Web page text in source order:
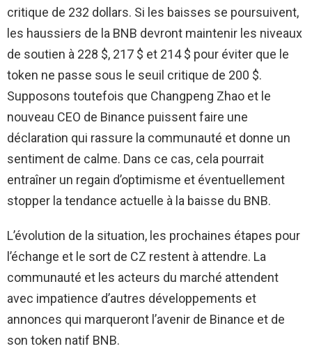
critique de 232 dollars. Si les baisses se poursuivent,
les haussiers de la BNB devront maintenir les niveaux
de soutien à 228 $, 217 $ et 214 $ pour éviter que le
token ne passe sous le seuil critique de 200 $.
Supposons toutefois que Changpeng Zhao et le
nouveau CEO de Binance puissent faire une
déclaration qui rassure la communauté et donne un
sentiment de calme. Dans ce cas, cela pourrait
entraîner un regain d’optimisme et éventuellement
stopper la tendance actuelle à la baisse du BNB.
L’évolution de la situation, les prochaines étapes pour
l’échange et le sort de CZ restent à attendre. La
communauté et les acteurs du marché attendent
avec impatience d’autres développements et
annonces qui marqueront l’avenir de Binance et de
son token natif BNB.